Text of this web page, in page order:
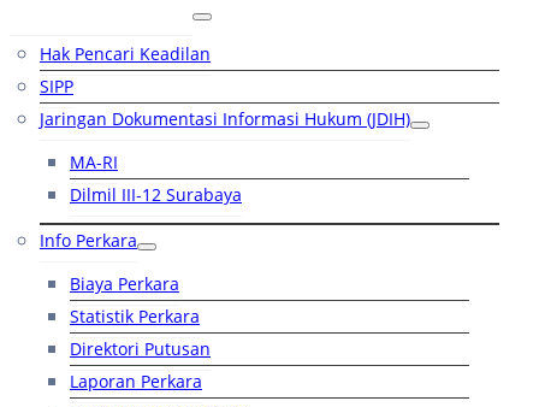
Hak Pencari Keadilan
SIPP
Jaringan Dokumentasi Informasi Hukum (JDIH)
MA-RI
Dilmil III-12 Surabaya
Info Perkara
Biaya Perkara
Statistik Perkara
Direktori Putusan
Laporan Perkara